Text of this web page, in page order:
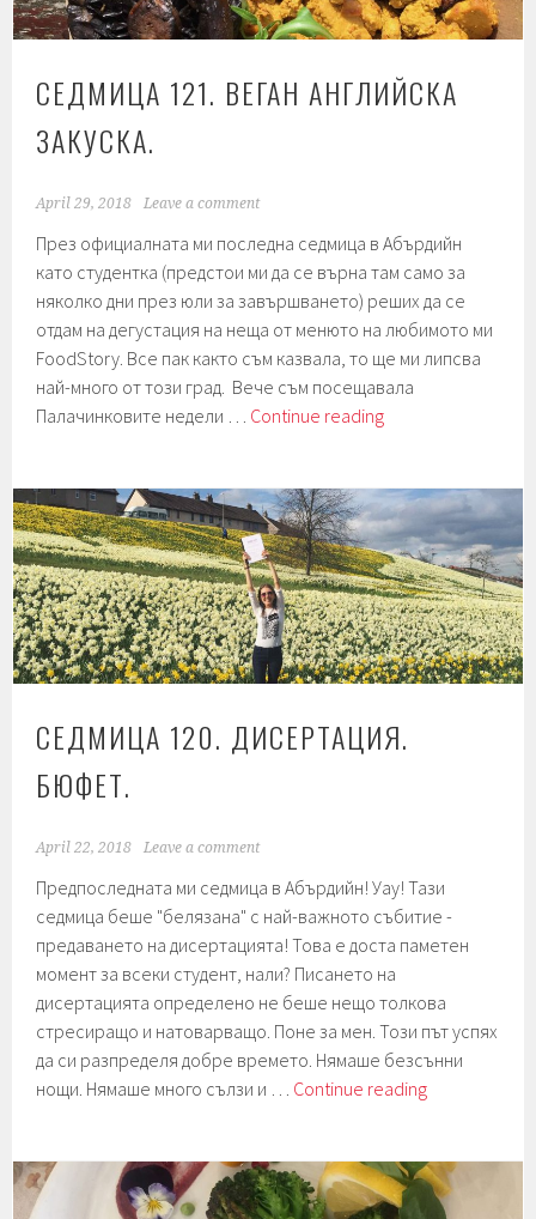
СЕДМИЦА 121. ВЕГАН АНГЛИЙСКА
ЗАКУСКА.
April 29, 2018 Leave a comment
През официалната ми последна седмица в Абърдийн
като студентка (предстои ми да се върна там само за
няколко дни през юли за завършването) реших да се
отдам на дегустация на неща от менюто на любимото ми
FoodStory. Все пак както съм казвала, то ще ми липсва
най-много от този град. Вече съм посещавала
Палачинковите недели … Continue readingСедмица
английска
закуска.
СЕДМИЦА 120. ДИСЕРТАЦИЯ.
БЮФЕТ.
April 22, 2018 Leave a comment
Предпоследната ми седмица в Абърдийн! Уау! Тази
седмица беше "белязана" с най-важното събитие -
предаването на дисертацията! Това е доста паметен
момент за всеки студент, нали? Писането на
дисертацията определено не беше нещо толкова
стресиращо и натоварващо. Поне за мен. Този път успях
да си разпределя добре времето. Нямаше безсънни
нощи. Нямаше много сълзи и … Continue readingСедмица
Бюфет.